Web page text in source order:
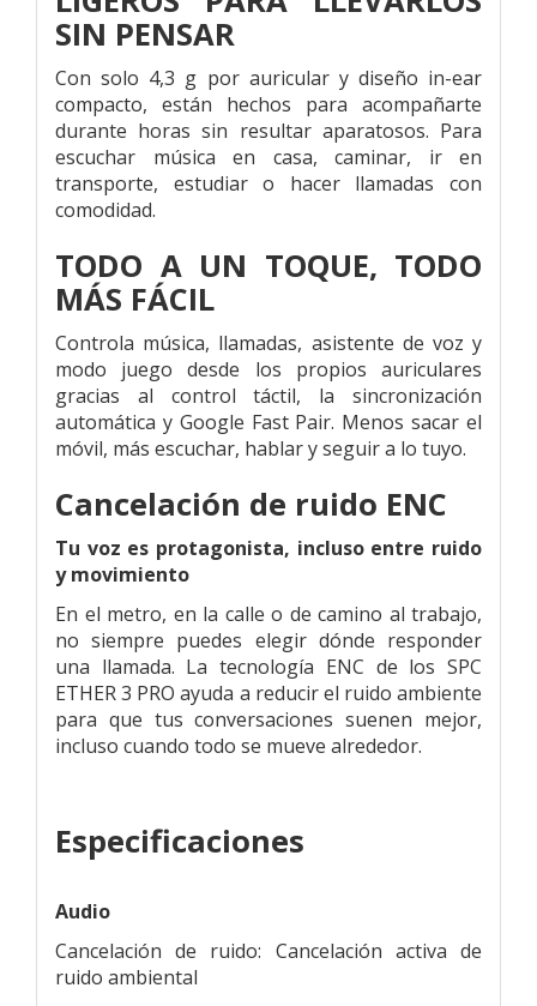
SIN PENSAR
Con solo 4,3 g por auricular y diseño in-ear
compacto, están hechos para acompañarte
durante horas sin resultar aparatosos. Para
escuchar música en casa, caminar, ir en
transporte, estudiar o hacer llamadas con
comodidad.
TODO A UN TOQUE, TODO
MÁS FÁCIL
Controla música, llamadas, asistente de voz y
modo juego desde los propios auriculares
gracias al control táctil, la sincronización
automática y Google Fast Pair. Menos sacar el
móvil, más escuchar, hablar y seguir a lo tuyo.
Cancelación de ruido ENC
Tu voz es protagonista, incluso entre ruido
y movimiento
En el metro, en la calle o de camino al trabajo,
no siempre puedes elegir dónde responder
una llamada. La tecnología ENC de los SPC
ETHER 3 PRO ayuda a reducir el ruido ambiente
para que tus conversaciones suenen mejor,
incluso cuando todo se mueve alrededor.
Especificaciones
Audio
Cancelación de ruido: Cancelación activa de
ruido ambiental